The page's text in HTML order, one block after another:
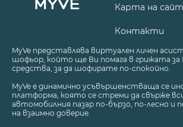
Карта на
Контакти
MyVe представлява виртуален личен
шофьор, който ще Ви помага в грижата
средства, за да шофирате по-спокойно.
MyVe е динамично усъвършенстваща се
платформа, която се стреми да свърже
автомобилния пазар по-бързо, по-лесно и
на взаимно доверие.